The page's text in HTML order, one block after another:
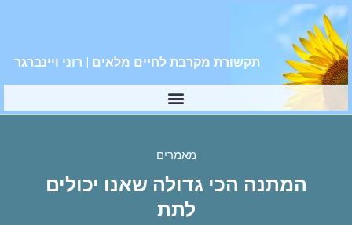
תקשורת מקרבת לחיים מלאים | רוני ויינברגר
מאמרים
המתנה הכי גדולה שאנו יכולים
לתת